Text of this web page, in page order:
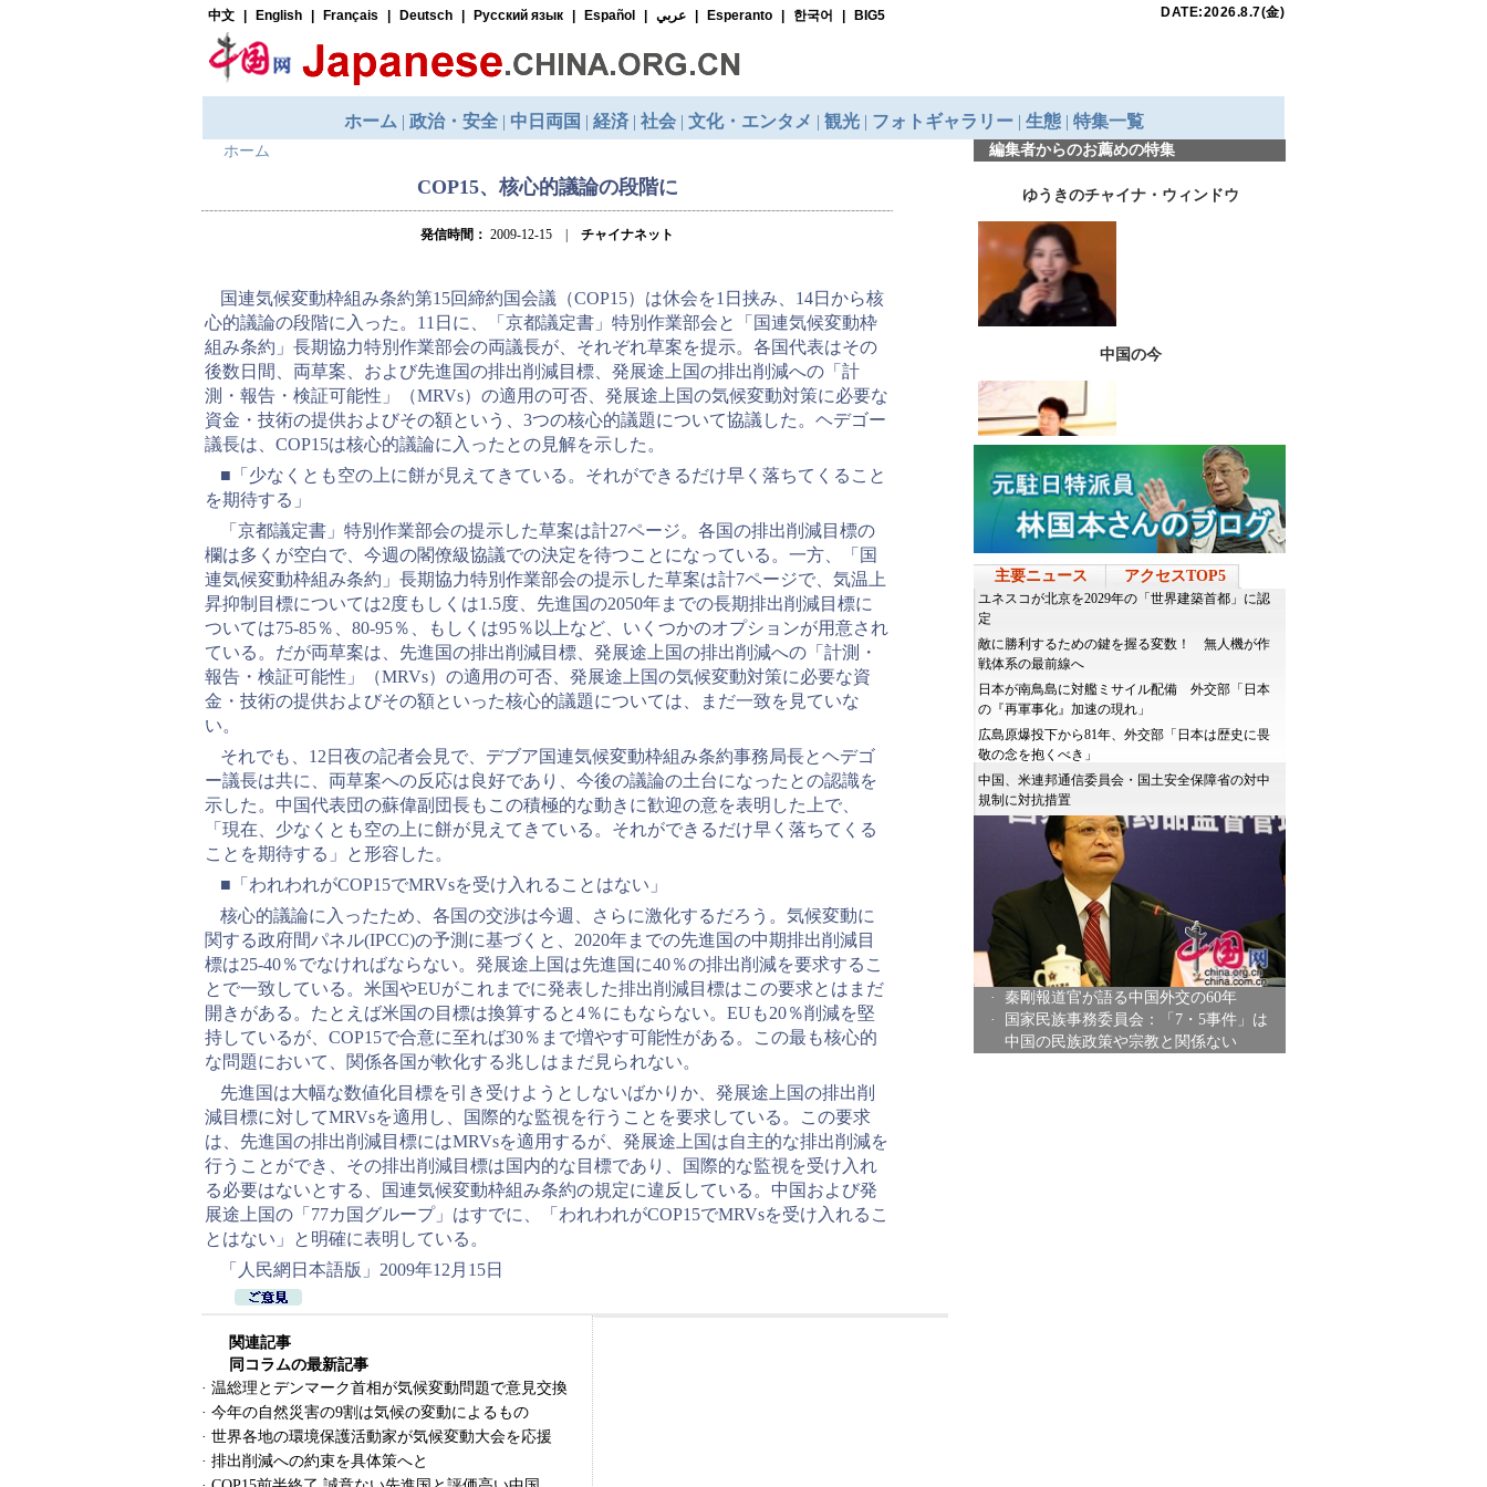
ホーム
COP15、核心的議論の段階に
発信時間： 2009-12-15 | チャイナネット
国連気候変動枠組み条約第15回締約国会議（COP15）は休会を1日挟み、14日から核
心的議論の段階に入った。11日に、「京都議定書」特別作業部会と「国連気候変動枠
組み条約」長期協力特別作業部会の両議長が、それぞれ草案を提示。各国代表はその
後数日間、両草案、および先進国の排出削減目標、発展途上国の排出削減への「計
測・報告・検証可能性」（MRVs）の適用の可否、発展途上国の気候変動対策に必要な
資金・技術の提供およびその額という、3つの核心的議題について協議した。ヘデゴー
議長は、COP15は核心的議論に入ったとの見解を示した。
■「少なくとも空の上に餅が見えてきている。それができるだけ早く落ちてくること
を期待する」
「京都議定書」特別作業部会の提示した草案は計27ページ。各国の排出削減目標の
欄は多くが空白で、今週の閣僚級協議での決定を待つことになっている。一方、「国
連気候変動枠組み条約」長期協力特別作業部会の提示した草案は計7ページで、気温上
昇抑制目標については2度もしくは1.5度、先進国の2050年までの長期排出削減目標に
ついては75-85％、80-95％、もしくは95％以上など、いくつかのオプションが用意され
ている。だが両草案は、先進国の排出削減目標、発展途上国の排出削減への「計測・
報告・検証可能性」（MRVs）の適用の可否、発展途上国の気候変動対策に必要な資
金・技術の提供およびその額といった核心的議題については、まだ一致を見ていな
い。
それでも、12日夜の記者会見で、デブア国連気候変動枠組み条約事務局長とヘデゴ
ー議長は共に、両草案への反応は良好であり、今後の議論の土台になったとの認識を
示した。中国代表団の蘇偉副団長もこの積極的な動きに歓迎の意を表明した上で、
「現在、少なくとも空の上に餅が見えてきている。それができるだけ早く落ちてくる
ことを期待する」と形容した。
■「われわれがCOP15でMRVsを受け入れることはない」
核心的議論に入ったため、各国の交渉は今週、さらに激化するだろう。気候変動に
関する政府間パネル(IPCC)の予測に基づくと、2020年までの先進国の中期排出削減目
標は25-40％でなければならない。発展途上国は先進国に40％の排出削減を要求するこ
とで一致している。米国やEUがこれまでに発表した排出削減目標はこの要求とはまだ
開きがある。たとえば米国の目標は換算すると4％にもならない。EUも20％削減を堅
持しているが、COP15で合意に至れば30％まで増やす可能性がある。この最も核心的
な問題において、関係各国が軟化する兆しはまだ見られない。
先進国は大幅な数値化目標を引き受けようとしないばかりか、発展途上国の排出削
減目標に対してMRVsを適用し、国際的な監視を行うことを要求している。この要求
は、先進国の排出削減目標にはMRVsを適用するが、発展途上国は自主的な排出削減を
行うことができ、その排出削減目標は国内的な目標であり、国際的な監視を受け入れ
る必要はないとする、国連気候変動枠組み条約の規定に違反している。中国および発
展途上国の「77カ国グループ」はすでに、「われわれがCOP15でMRVsを受け入れるこ
とはない」と明確に表明している。
「人民網日本語版」2009年12月15日
関連記事
同コラムの最新記事
· 温総理とデンマーク首相が気候変動問題で意見交換
· 今年の自然災害の9割は気候の変動によるもの
· 世界各地の環境保護活動家が気候変動大会を応援
· 排出削減への約束を具体策へと